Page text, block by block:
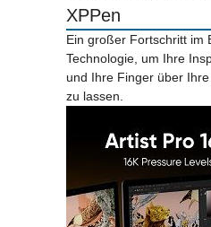
XPPen
Ein großer Fortschritt im
Technologie, um Ihre
und Ihre Finger über
zu lassen.